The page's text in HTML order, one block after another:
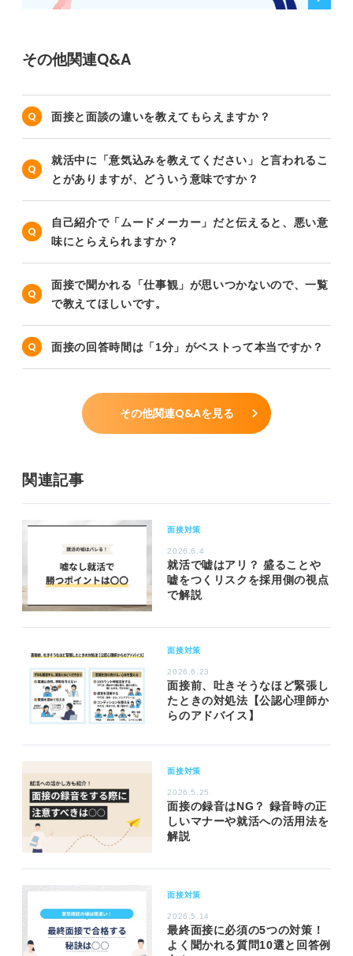
その他関連Q&A
面接と面談の違いを教えてもらえますか？
就活中に「意気込みを教えてください」と言われるこ
とがありますが、どういう意味ですか？
自己紹介で「ムードメーカー」だと伝えると、悪い意
味にとらえられますか？
面接で聞かれる「仕事観」が思いつかないので、一覧
で教えてほしいです。
面接の回答時間は「1分」がベストって本当ですか？
その他関連Q&Aを見る
関連記事
面接対策
2026.6.4
就活で嘘はアリ？ 盛ることや
嘘をつくリスクを採用側の視点
で解説
面接対策
2026.6.23
面接前、吐きそうなほど緊張し
たときの対処法【公認心理師か
らのアドバイス】
面接対策
2026.5.25
面接の録音はNG？ 録音時の正
しいマナーや就活への活用法を
解説
面接対策
2026.5.14
最終面接に必須の5つの対策！
よく聞かれる質問10選と回答例